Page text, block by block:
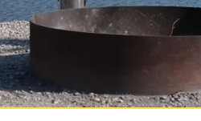
Gemeinde &
Gemeinde